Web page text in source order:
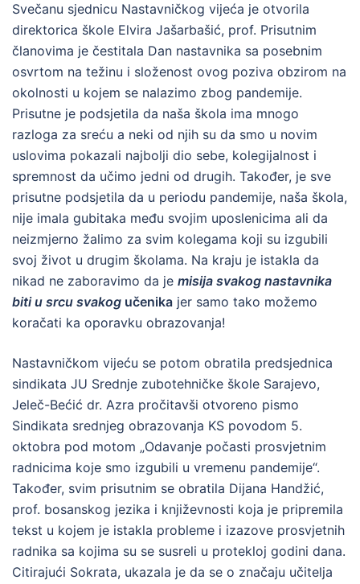
Svečanu sjednicu Nastavničkog vijeća je otvorila
direktorica škole Elvira Jašarbašić, prof. Prisutnim
članovima je čestitala Dan nastavnika sa posebnim
osvrtom na težinu i složenost ovog poziva obzirom na
okolnosti u kojem se nalazimo zbog pandemije.
Prisutne je podsjetila da naša škola ima mnogo
razloga za sreću a neki od njih su da smo u novim
uslovima pokazali najbolji dio sebe, kolegijalnost i
spremnost da učimo jedni od drugih. Također, je sve
prisutne podsjetila da u periodu pandemije, naša škola,
nije imala gubitaka među svojim uposlenicima ali da
neizmjerno žalimo za svim kolegama koji su izgubili
svoj život u drugim školama. Na kraju je istakla da
nikad ne zaboravimo da je misija svakog nastavnika
biti u srcu svakog učenika jer samo tako možemo
koračati ka oporavku obrazovanja!
Nastavničkom vijeću se potom obratila predsjednica
sindikata JU Srednje zubotehničke škole Sarajevo,
Jeleč-Bećić dr. Azra pročitavši otvoreno pismo
Sindikata srednjeg obrazovanja KS povodom 5.
oktobra pod motom „Odavanje počasti prosvjetnim
radnicima koje smo izgubili u vremenu pandemije“.
Također, svim prisutnim se obratila Dijana Handžić,
prof. bosanskog jezika i književnosti koja je pripremila
tekst u kojem je istakla probleme i izazove prosvjetnih
radnika sa kojima su se susreli u protekloj godini dana.
Citirajući Sokrata, ukazala je da se o značaju učitelja